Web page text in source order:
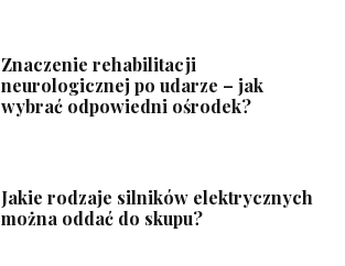
Znaczenie rehabilitacji
neurologicznej po udarze – jak
wybrać odpowiedni ośrodek?
Jakie rodzaje silników elektrycznych
można oddać do skupu?